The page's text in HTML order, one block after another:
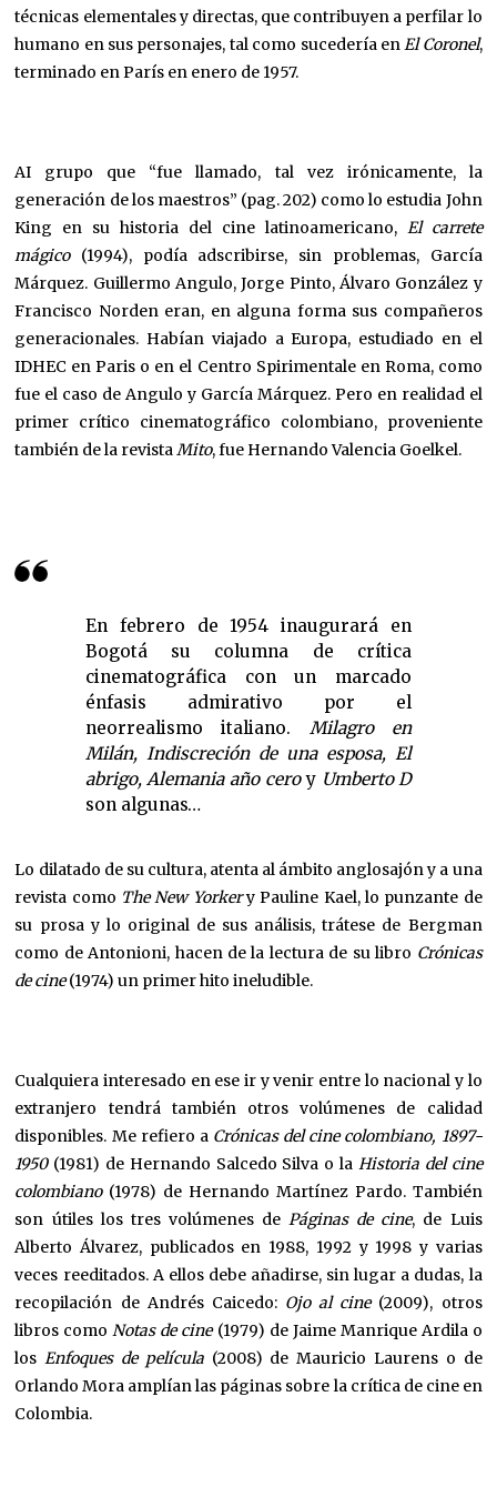
técnicas elementales y directas, que contribuyen a perfilar lo
humano en sus personajes, tal como sucedería enEl Coronel,
terminado en París en enero de 1957.
AI grupo que “fue llamado, tal vez irónicamente, la
generación de los maestros” (pag. 202) como lo estudia John
King en su historia del cine latinoamericano, El carrete
mágico(1994), podía adscribirse, sin problemas, García
Márquez. Guillermo Angulo, Jorge Pinto, Álvaro González y
Francisco Norden eran, en alguna forma sus compañeros
generacionales. Habían viajado a Europa, estudiado en el
IDHEC en Paris o en el Centro Spirimentale en Roma, como
fue el caso de Angulo y García Márquez. Pero en realidad el
primer crítico cinematográfico colombiano, proveniente
también de la revistaMito, fue Hernando Valencia Goelkel.
En febrero de 1954 inaugurará en
Bogotá su columna de crítica
cinematográfica con un marcado
énfasis admirativo por el
neorrealismo italiano. Milagro en
Milán, Indiscreción de una esposa, El
abrigo, Alemania año ceroyUmberto D
son algunas…
Lo dilatado de su cultura, atenta al ámbito anglosajón y a una
revista como The New Yorkery Pauline Kael, lo punzante de
su prosa y lo original de sus análisis, trátese de Bergman
como de Antonioni, hacen de la lectura de su libro Crónicas
de cine(1974) un primer hito ineludible.
Cualquiera interesado en ese ir y venir entre lo nacional y lo
extranjero tendrá también otros volúmenes de calidad
disponibles. Me refiero a Crónicas del cine colombiano, 1897-
1950(1981) de Hernando Salcedo Silva o la Historia del cine
colombiano(1978) de Hernando Martínez Pardo. También
son útiles los tres volúmenes dePáginas de cine, de Luis
Alberto Álvarez, publicados en 1988, 1992 y 1998 y varias
veces reeditados. A ellos debe añadirse, sin lugar a dudas, la
recopilación de Andrés Caicedo: Ojo al cine(2009), otros
libros comoNotas de cine(1979) de Jaime Manrique Ardila o
losEnfoques de película(2008) de Mauricio Laurens o de
Orlando Mora amplían las páginas sobre la crítica de cine en
Colombia.